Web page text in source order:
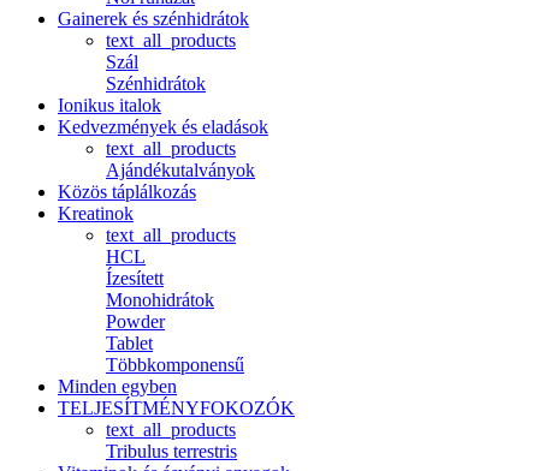
Gainerek és szénhidrátok
text_all_products
Szál
Szénhidrátok
Ionikus italok
Kedvezmények és eladások
text_all_products
Ajándékutalványok
Közös táplálkozás
Kreatinok
text_all_products
HCL
Ízesített
Monohidrátok
Powder
Tablet
Többkomponensű
Minden egyben
TELJESÍTMÉNYFOKOZÓK
text_all_products
Tribulus terrestris